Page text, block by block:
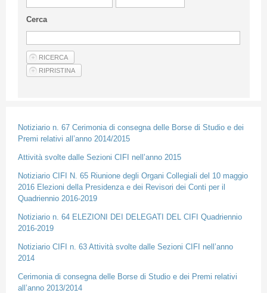
Privacy & Policy
Articles
Cerca
Notiziario n. 67 Cerimonia di consegna delle Borse di Studio e dei
Premi relativi all’anno 2014/2015
Attività svolte dalle Sezioni CIFI nell’anno 2015
Notiziario CIFI N. 65 Riunione degli Organi Collegiali del 10 maggio
2016 Elezioni della Presidenza e dei Revisori dei Conti per il
Quadriennio 2016-2019
Notiziario n. 64 ELEZIONI DEI DELEGATI DEL CIFI Quadriennio
2016-2019
Notiziario CIFI n. 63 Attività svolte dalle Sezioni CIFI nell’anno
2014
Cerimonia di consegna delle Borse di Studio e dei Premi relativi
all’anno 2013/2014